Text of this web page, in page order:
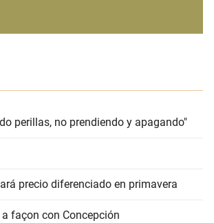
perillas, no prendiendo y apagando"
precio diferenciado en primavera
façon con Concepción